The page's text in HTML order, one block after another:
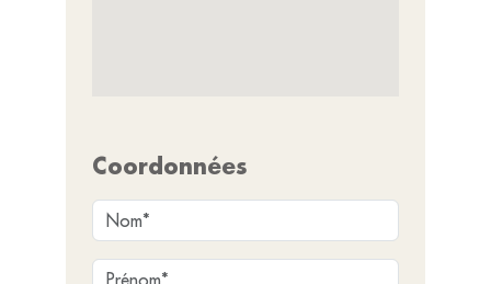
Coordonnées